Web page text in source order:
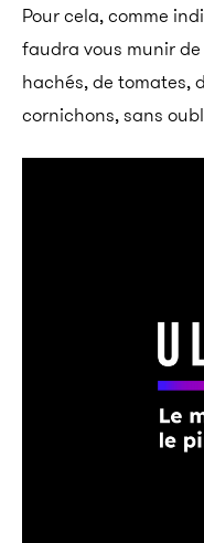
Pour cela, comme
faudra vous munir
hachés, de tomates,
cornichons, sans